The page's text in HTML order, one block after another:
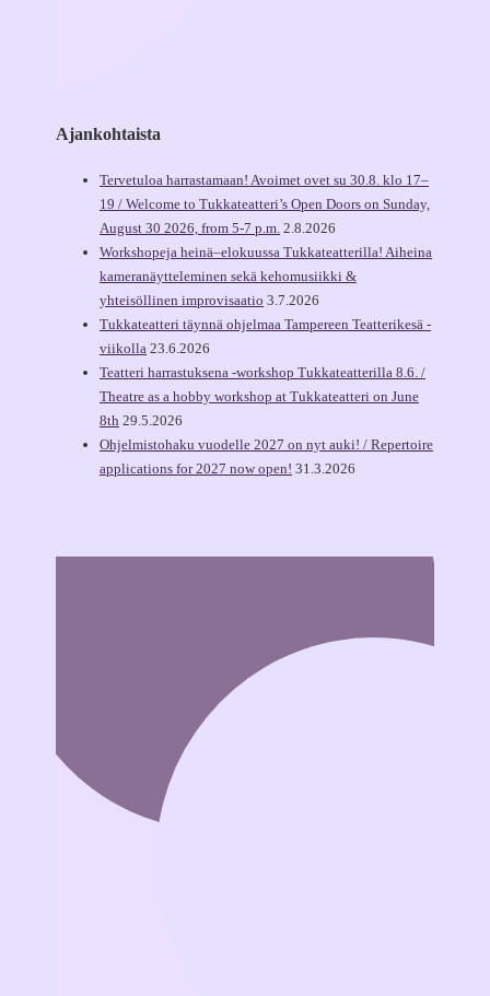
Ajankohtaista
Tervetuloa harrastamaan! Avoimet ovet su 30.8. klo 17–
19 / Welcome to Tukkateatteri’s Open Doors on Sunday,
August 30 2026, from 5-7 p.m. 2.8.2026
Workshopeja heinä–elokuussa Tukkateatterilla! Aiheina
kameranäytteleminen sekä kehomusiikki &
yhteisöllinen improvisaatio 3.7.2026
Tukkateatteri täynnä ohjelmaa Tampereen Teatterikesä -
viikolla 23.6.2026
Teatteri harrastuksena -workshop Tukkateatterilla 8.6. /
Theatre as a hobby workshop at Tukkateatteri on June
8th 29.5.2026
Ohjelmistohaku vuodelle 2027 on nyt auki! / Repertoire
applications for 2027 now open! 31.3.2026